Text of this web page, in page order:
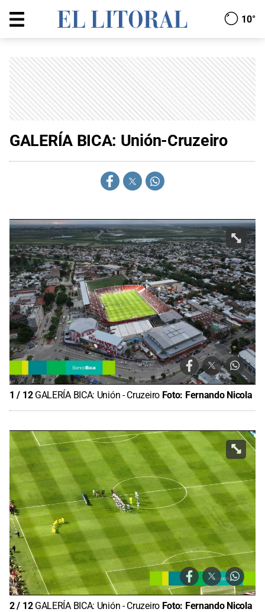
10°
GALERÍA BICA: Unión-Cruzeiro
1 / 12 GALERÍA BICA: Unión - Cruzeiro Foto: Fernando Nicola
2/ 12 GALERÍA BICA: Unión - Cruzeiro Foto: Fernando Nicola